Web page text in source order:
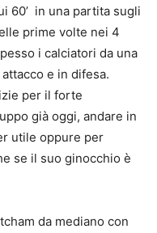
60’ in una partita sugli
prime volte nei 4
i calciatori da una
e in difesa.
per il forte
già oggi, andare in
utile oppure per
se il suo ginocchio è
da mediano con